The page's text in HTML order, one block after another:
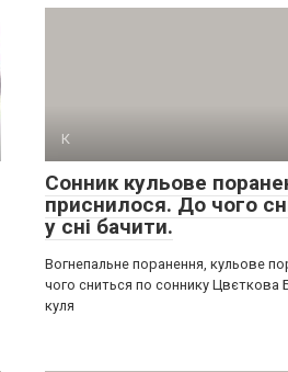
К
Сонник кульове
приснилося. До чого
у сні бачити.
Вогнепальне поранення, кульове
чого сниться по соннику Цвєткова
куля